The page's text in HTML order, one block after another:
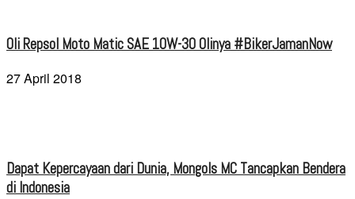
Oli Repsol Moto Matic SAE 10W-30 Olinya #BikerJamanNow
27 April 2018
Dapat Kepercayaan dari Dunia, Mongols MC Tancapkan Bendera
di Indonesia